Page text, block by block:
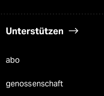
Unterstützen
abo
genossenschaft